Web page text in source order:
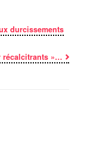
durcissements
récalcitrants »…